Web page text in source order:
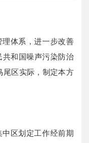
体系，进一步改善
和国噪声污染防治
尾区实际，制定本方
区划定工作经前期